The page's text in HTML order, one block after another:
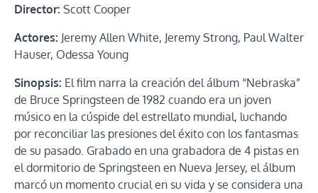
Director: Scott Cooper
Actores: Jeremy Allen White, Jeremy Strong, Paul Walter
Hauser, Odessa Young
Sinopsis: El film narra la creación del álbum “Nebraska”
de Bruce Springsteen de 1982 cuando era un joven
músico en la cúspide del estrellato mundial, luchando
por reconciliar las presiones del éxito con los fantasmas
de su pasado. Grabado en una grabadora de 4 pistas en
el dormitorio de Springsteen en Nueva Jersey, el álbum
marcó un momento crucial en su vida y se considera una